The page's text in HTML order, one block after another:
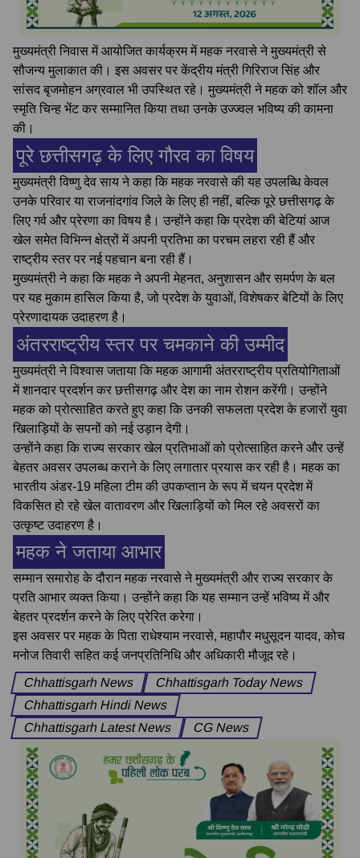
मुख्यमंत्री निवास में आयोजित कार्यक्रम में महक नरवासे ने मुख्यमंत्री से
सौजन्य मुलाकात की। इस अवसर पर केंद्रीय मंत्री गिरिराज सिंह और
सांसद बृजमोहन अग्रवाल भी उपस्थित रहे। मुख्यमंत्री ने महक को शॉल और
स्मृति चिन्ह भेंट कर सम्मानित किया तथा उनके उज्ज्वल भविष्य की कामना
की।
पूरे छत्तीसगढ़ के लिए गौरव का विषय
मुख्यमंत्री विष्णु देव साय ने कहा कि महक नरवासे की यह उपलब्धि केवल
उनके परिवार या राजनांदगांव जिले के लिए ही नहीं, बल्कि पूरे छत्तीसगढ़ के
लिए गर्व और प्रेरणा का विषय है। उन्होंने कहा कि प्रदेश की बेटियां आज
खेल समेत विभिन्न क्षेत्रों में अपनी प्रतिभा का परचम लहरा रही हैं और
राष्ट्रीय स्तर पर नई पहचान बना रही हैं।
मुख्यमंत्री ने कहा कि महक ने अपनी मेहनत, अनुशासन और समर्पण के बल
पर यह मुकाम हासिल किया है, जो प्रदेश के युवाओं, विशेषकर बेटियों के लिए
प्रेरणादायक उदाहरण है।
अंतरराष्ट्रीय स्तर पर चमकाने की उम्मीद
मुख्यमंत्री ने विश्वास जताया कि महक आगामी अंतरराष्ट्रीय प्रतियोगिताओं
में शानदार प्रदर्शन कर छत्तीसगढ़ और देश का नाम रोशन करेंगी। उन्होंने
महक को प्रोत्साहित करते हुए कहा कि उनकी सफलता प्रदेश के हजारों युवा
खिलाड़ियों के सपनों को नई उड़ान देगी।
उन्होंने कहा कि राज्य सरकार खेल प्रतिभाओं को प्रोत्साहित करने और उन्हें
बेहतर अवसर उपलब्ध कराने के लिए लगातार प्रयास कर रही है। महक का
भारतीय अंडर-19 महिला टीम की उपकप्तान के रूप में चयन प्रदेश में
विकसित हो रहे खेल वातावरण और खिलाड़ियों को मिल रहे अवसरों का
उत्कृष्ट उदाहरण है।
महक ने जताया आभार
सम्मान समारोह के दौरान महक नरवासे ने मुख्यमंत्री और राज्य सरकार के
प्रति आभार व्यक्त किया। उन्होंने कहा कि यह सम्मान उन्हें भविष्य में और
बेहतर प्रदर्शन करने के लिए प्रेरित करेगा।
इस अवसर पर महक के पिता राधेश्याम नरवासे, महापौर मधुसूदन यादव, कोच
मनोज तिवारी सहित कई जनप्रतिनिधि और अधिकारी मौजूद रहे।
Chhattisgarh News
Chhattisgarh Today News
Chhattisgarh Hindi News
Chhattisgarh Latest News
CG News